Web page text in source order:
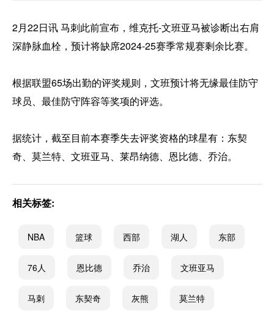
2月22日讯 马刺此前宣布，维克托-文班亚马被诊断出右肩
深静脉血栓，预计将缺席2024-25赛季常规赛剩余比赛。
根据联盟65场出勤的评奖规则，文班预计将无缘最佳防守
球员、最佳防守阵容等奖项的评选。
据统计，截至目前本赛季失去评奖资格的球星有：东契
奇、莫兰特、文班亚马、莱昂纳德、恩比德、乔治。
相关标签:
NBA 篮球 西部 湖人 东部
76人 恩比德 乔治 文班亚马
马刺 东契奇 灰熊 莫兰特